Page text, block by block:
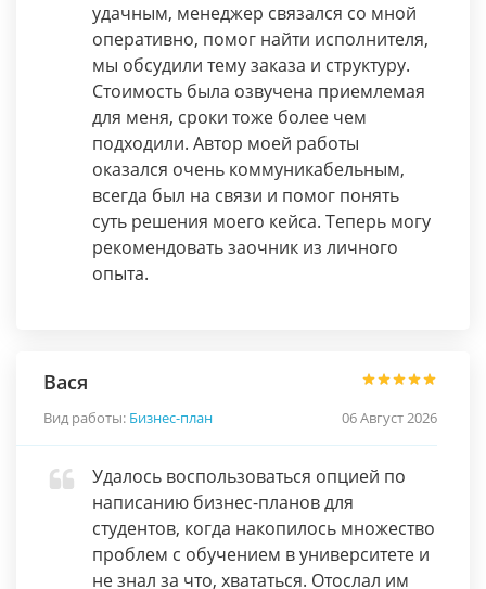
удачным, менеджер связался со мной
оперативно, помог найти исполнителя,
мы обсудили тему заказа и структуру.
Стоимость была озвучена приемлемая
для меня, сроки тоже более чем
подходили. Автор моей работы
оказался очень коммуникабельным,
всегда был на связи и помог понять
суть решения моего кейса. Теперь могу
рекомендовать заочник из личного
опыта.
Вася
Вид работы: Бизнес-план 06 Август 2026
Удалось воспользоваться опцией по
написанию бизнес-планов для
студентов, когда накопилось множество
проблем с обучением в университете и
не знал за что, хвататься. Отослал им